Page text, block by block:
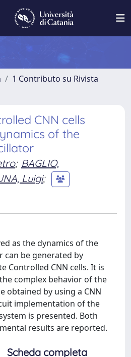
1 Contributo su Rivista
CNN cells
of the
; BAGLIO,
Luigi;
as the dynamics of the
can be generated by
Controlled CNN cells. It is
complex behavior of the
obtained by using a CNN
implementation of the
is presented. Both
results are reported.
Scheda completa